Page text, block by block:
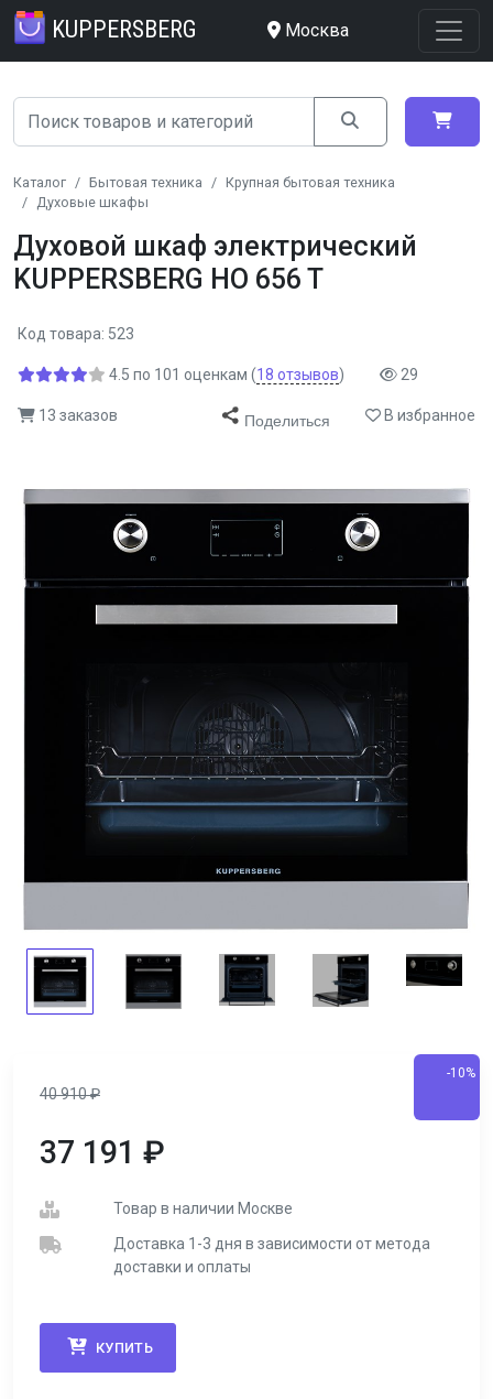
KUPPERSBERG Москва
Каталог Бытовая техника
Крупная бытовая техника
Духовые шкафы
Духовой шкаф электрический
KUPPERSBERG HO 656 T
Код товара: 523
4.5 по 101 оценкам (18 отзывов) 29
13 заказов Поделиться В избранное
40 910₽
-10%
37 191 ₽
Товар в наличии Москве
Доставка 1-3 дня в зависимости от метода
доставки и оплаты
КУПИТЬ